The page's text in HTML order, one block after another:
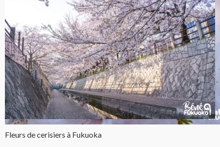
Fleurs de cerisiers à Fukuoka